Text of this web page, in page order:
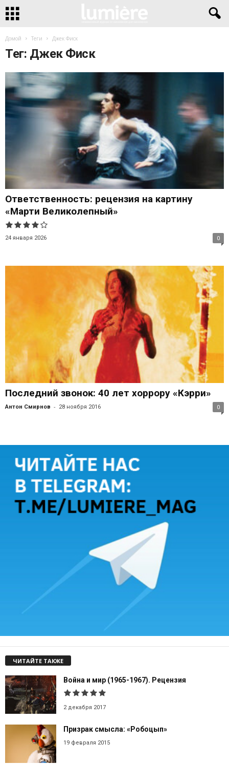
Домой Теги Джек Фиск
Тег: Джек Фиск
Ответственность: рецензия на картину
«Марти Великолепный»
24 января 2026 0
Последний звонок: 40 лет хоррору «Кэрри»
Антон Смирнов - 28 ноября 2016 0
ЧИТАЙТЕ ТАКЖЕ
Война и мир (1965-1967). Рецензия
2 декабря 2017
Призрак смысла: «Робоцып»
19 февраля 2015